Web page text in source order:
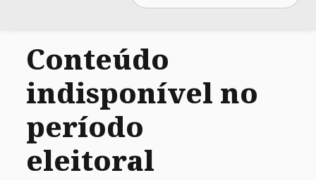
Conteúdo
indisponível no
período
eleitoral